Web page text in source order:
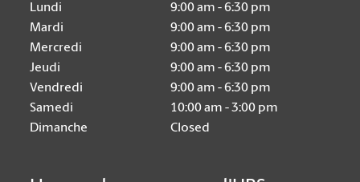
Lundi
9:00 am - 6:30 pm
Mardi
9:00 am - 6:30 pm
Mercredi
9:00 am - 6:30 pm
Jeudi
9:00 am - 6:30 pm
Vendredi
9:00 am - 6:30 pm
Samedi
10:00 am - 3:00 pm
Dimanche
Closed